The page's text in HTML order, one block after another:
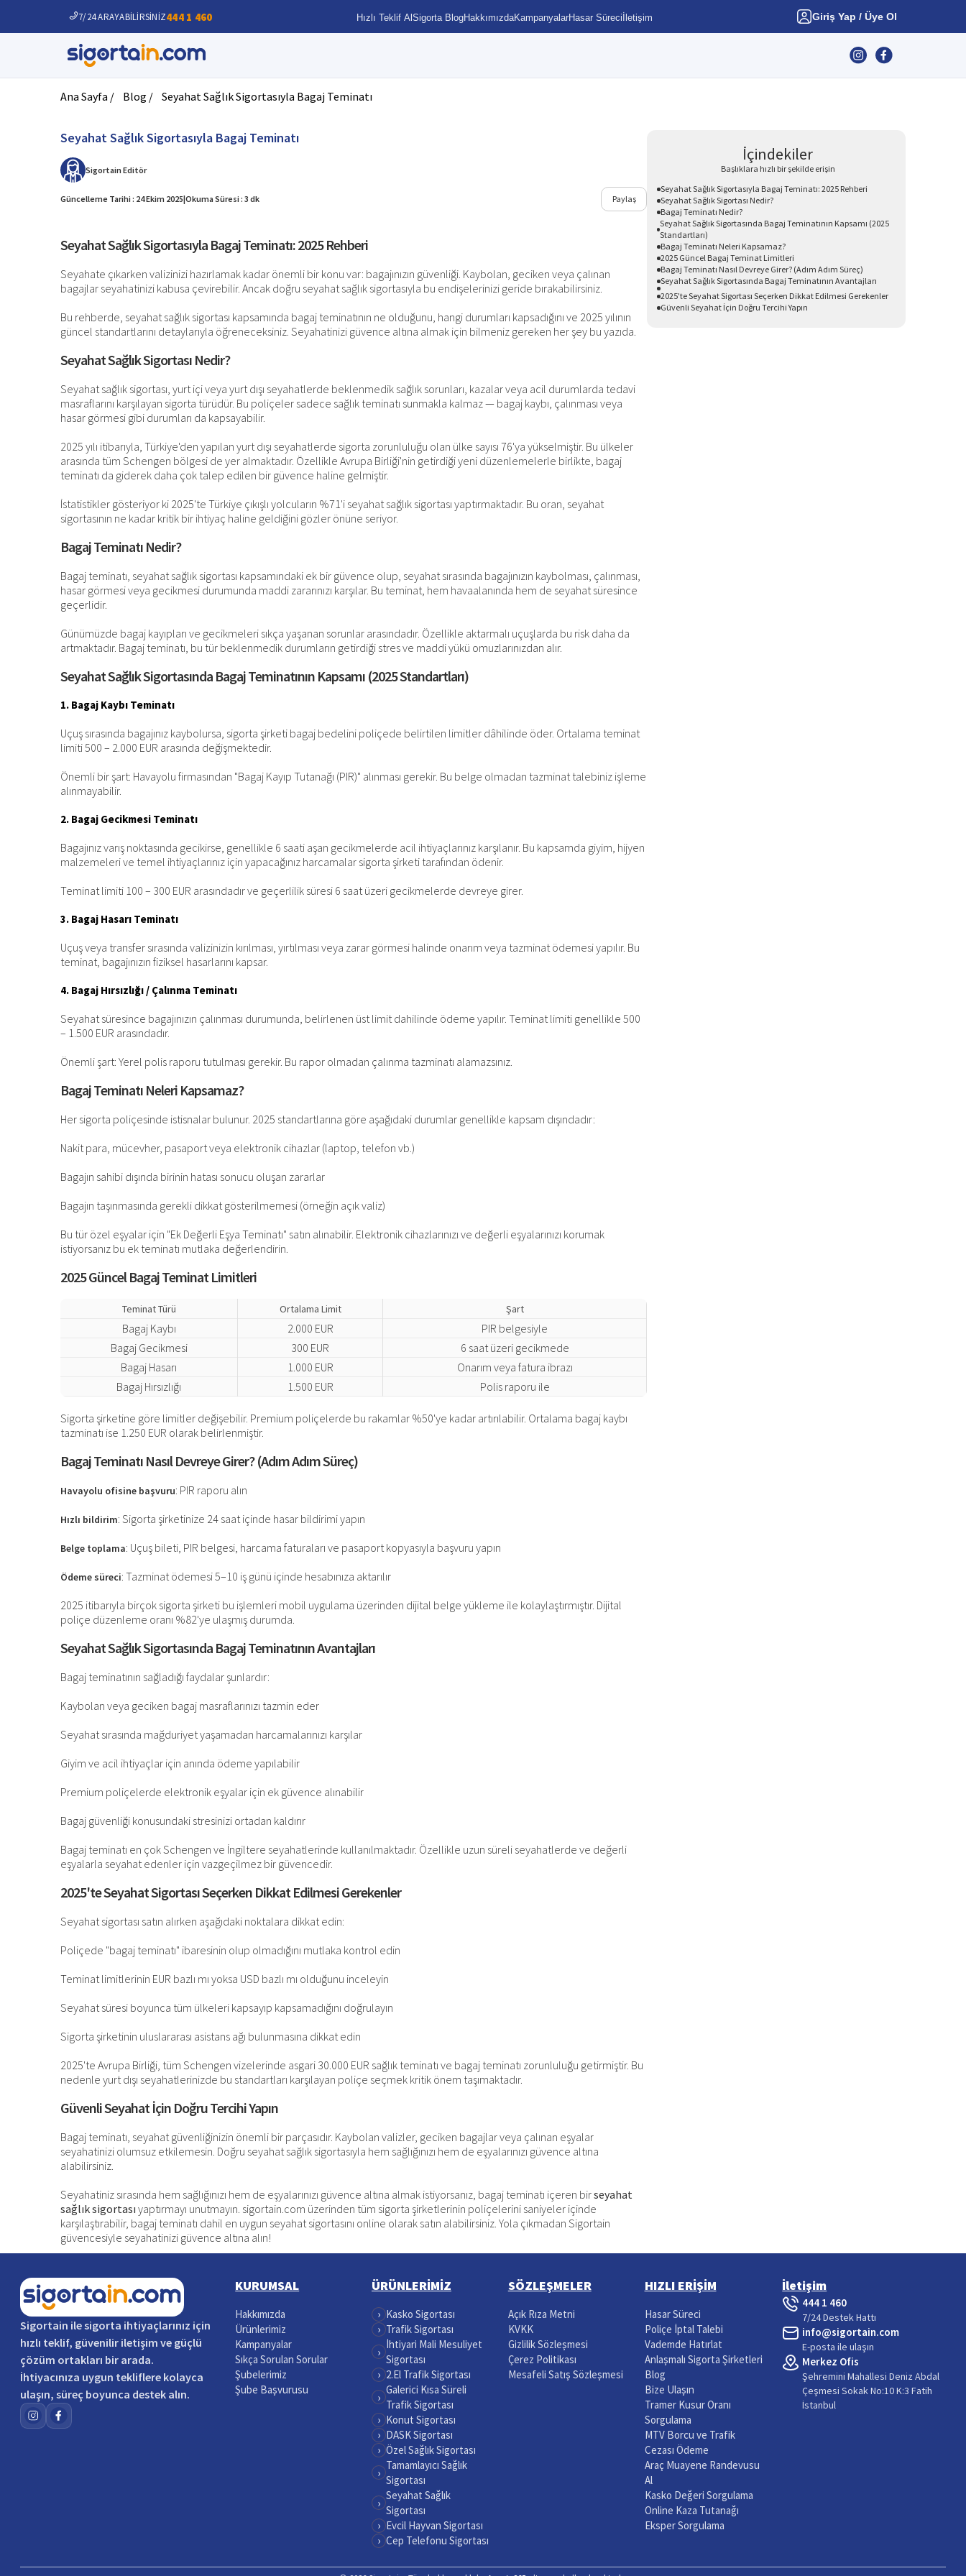
7/24 ARAYABİLİRSİNİZ444 1 460 Hızlı Teklif Al Sigorta BlogHakkımızdaKampanyalarHasar Süreci İletişim Giriş Yap / Üye Ol
Ana Sayfa / Blog / Seyahat Sağlık Sigortasıyla Bagaj Teminatı
Seyahat Sağlık Sigortasıyla Bagaj Teminatı
Sigortain Editör
Güncelleme Tarihi : 24 Ekim 2025|Okuma Süresi : 3 dk Paylaş
Seyahat Sağlık Sigortasıyla Bagaj Teminatı: 2025 Rehberi
Seyahate çıkarken valizinizi hazırlamak kadar önemli bir konu var: bagajınızın güvenliği. Kaybolan, geciken veya çalınan
bagajlar seyahatinizi kabusa çevirebilir. Ancak doğru seyahat sağlık sigortasıyla bu endişelerinizi geride bırakabilirsiniz.
Bu rehberde, seyahat sağlık sigortası kapsamında bagaj teminatının ne olduğunu, hangi durumları kapsadığını ve 2025 yılının
güncel standartlarını detaylarıyla öğreneceksiniz. Seyahatinizi güvence altına almak için bilmeniz gereken her şey bu yazıda.
Seyahat Sağlık Sigortası Nedir?
Seyahat sağlık sigortası, yurt içi veya yurt dışı seyahatlerde beklenmedik sağlık sorunları, kazalar veya acil durumlarda tedavi
masraflarını karşılayan sigorta türüdür. Bu poliçeler sadece sağlık teminatı sunmakla kalmaz — bagaj kaybı, çalınması veya
hasar görmesi gibi durumları da kapsayabilir.
2025 yılı itibarıyla, Türkiye'den yapılan yurt dışı seyahatlerde sigorta zorunluluğu olan ülke sayısı 76'ya yükselmiştir. Bu ülkeler
arasında tüm Schengen bölgesi de yer almaktadır. Özellikle Avrupa Birliği'nin getirdiği yeni düzenlemelerle birlikte, bagaj
teminatı da giderek daha çok talep edilen bir güvence haline gelmiştir.
İstatistikler gösteriyor ki 2025'te Türkiye çıkışlı yolcuların %71'i seyahat sağlık sigortası yaptırmaktadır. Bu oran, seyahat
sigortasının ne kadar kritik bir ihtiyaç haline geldiğini gözler önüne seriyor.
Bagaj Teminatı Nedir?
Bagaj teminatı, seyahat sağlık sigortası kapsamındaki ek bir güvence olup, seyahat sırasında bagajınızın kaybolması, çalınması,
hasar görmesi veya gecikmesi durumunda maddi zararınızı karşılar. Bu teminat, hem havaalanında hem de seyahat süresince
geçerlidir.
Günümüzde bagaj kayıpları ve gecikmeleri sıkça yaşanan sorunlar arasındadır. Özellikle aktarmalı uçuşlarda bu risk daha da
artmaktadır. Bagaj teminatı, bu tür beklenmedik durumların getirdiği stres ve maddi yükü omuzlarınızdan alır.
Seyahat Sağlık Sigortasında Bagaj Teminatının Kapsamı (2025 Standartları)
1. Bagaj Kaybı Teminatı
Uçuş sırasında bagajınız kaybolursa, sigorta şirketi bagaj bedelini poliçede belirtilen limitler dâhilinde öder. Ortalama teminat
limiti 500 – 2.000 EUR arasında değişmektedir.
Önemli bir şart: Havayolu firmasından "Bagaj Kayıp Tutanağı (PIR)" alınması gerekir. Bu belge olmadan tazminat talebiniz işleme
alınmayabilir.
2. Bagaj Gecikmesi Teminatı
Bagajınız varış noktasında gecikirse, genellikle 6 saati aşan gecikmelerde acil ihtiyaçlarınız karşılanır. Bu kapsamda giyim, hijyen
malzemeleri ve temel ihtiyaçlarınız için yapacağınız harcamalar sigorta şirketi tarafından ödenir.
Teminat limiti 100 – 300 EUR arasındadır ve geçerlilik süresi 6 saat üzeri gecikmelerde devreye girer.
3. Bagaj Hasarı Teminatı
Uçuş veya transfer sırasında valizinizin kırılması, yırtılması veya zarar görmesi halinde onarım veya tazminat ödemesi yapılır. Bu
teminat, bagajınızın fiziksel hasarlarını kapsar.
4. Bagaj Hırsızlığı / Çalınma Teminatı
Seyahat süresince bagajınızın çalınması durumunda, belirlenen üst limit dahilinde ödeme yapılır. Teminat limiti genellikle 500
– 1.500 EUR arasındadır.
Önemli şart: Yerel polis raporu tutulması gerekir. Bu rapor olmadan çalınma tazminatı alamazsınız.
Bagaj Teminatı Neleri Kapsamaz?
Her sigorta poliçesinde istisnalar bulunur. 2025 standartlarına göre aşağıdaki durumlar genellikle kapsam dışındadır:
Nakit para, mücevher, pasaport veya elektronik cihazlar (laptop, telefon vb.)
Bagajın sahibi dışında birinin hatası sonucu oluşan zararlar
Bagajın taşınmasında gerekli dikkat gösterilmemesi (örneğin açık valiz)
Bu tür özel eşyalar için "Ek Değerli Eşya Teminatı" satın alınabilir. Elektronik cihazlarınızı ve değerli eşyalarınızı korumak
istiyorsanız bu ek teminatı mutlaka değerlendirin.
2025 Güncel Bagaj Teminat Limitleri
Teminat Türü Ortalama Limit Şart
Bagaj Kaybı 2.000 EUR
PIR belgesiyle
Bagaj Gecikmesi
300 EUR
6 saat üzeri gecikmede
Bagaj Hasarı
1.000 EUR
Onarım veya fatura ibrazı
Bagaj Hırsızlığı
1.500 EUR Polis raporu ile
Sigorta şirketine göre limitler değişebilir. Premium poliçelerde bu rakamlar %50'ye kadar artırılabilir. Ortalama bagaj kaybı
tazminatı ise 1.250 EUR olarak belirlenmiştir.
Bagaj Teminatı Nasıl Devreye Girer? (Adım Adım Süreç)
Havayolu ofisine başvuru: PIR raporu alın
Hızlı bildirim: Sigorta şirketinize 24 saat içinde hasar bildirimi yapın
Belge toplama: Uçuş bileti, PIR belgesi, harcama faturaları ve pasaport kopyasıyla başvuru yapın
Ödeme süreci: Tazminat ödemesi 5–10 iş günü içinde hesabınıza aktarılır
2025 itibarıyla birçok sigorta şirketi bu işlemleri mobil uygulama üzerinden dijital belge yükleme ile kolaylaştırmıştır. Dijital
poliçe düzenleme oranı %82'ye ulaşmış durumda.
Seyahat Sağlık Sigortasında Bagaj Teminatının Avantajları
Bagaj teminatının sağladığı faydalar şunlardır:
Kaybolan veya geciken bagaj masraflarınızı tazmin eder
Seyahat sırasında mağduriyet yaşamadan harcamalarınızı karşılar
Giyim ve acil ihtiyaçlar için anında ödeme yapılabilir
Premium poliçelerde elektronik eşyalar için ek güvence alınabilir
Bagaj güvenliği konusundaki stresinizi ortadan kaldırır
Bagaj teminatı en çok Schengen ve İngiltere seyahatlerinde kullanılmaktadır. Özellikle uzun süreli seyahatlerde ve değerli
eşyalarla seyahat edenler için vazgeçilmez bir güvencedir.
2025'te Seyahat Sigortası Seçerken Dikkat Edilmesi Gerekenler
Seyahat sigortası satın alırken aşağıdaki noktalara dikkat edin:
Poliçede "bagaj teminatı" ibaresinin olup olmadığını mutlaka kontrol edin
Teminat limitlerinin EUR bazlı mı yoksa USD bazlı mı olduğunu inceleyin
Seyahat süresi boyunca tüm ülkeleri kapsayıp kapsamadığını doğrulayın
Sigorta şirketinin uluslararası asistans ağı bulunmasına dikkat edin
2025'te Avrupa Birliği, tüm Schengen vizelerinde asgari 30.000 EUR sağlık teminatı ve bagaj teminatı zorunluluğu getirmiştir. Bu
nedenle yurt dışı seyahatlerinizde bu standartları karşılayan poliçe seçmek kritik önem taşımaktadır.
Güvenli Seyahat İçin Doğru Tercihi Yapın
Bagaj teminatı, seyahat güvenliğinizin önemli bir parçasıdır. Kaybolan valizler, geciken bagajlar veya çalınan eşyalar
seyahatinizi olumsuz etkilemesin. Doğru seyahat sağlık sigortasıyla hem sağlığınızı hem de eşyalarınızı güvence altına
alabilirsiniz.
Seyahatiniz sırasında hem sağlığınızı hem de eşyalarınızı güvence altına almak istiyorsanız, bagaj teminatı içeren birseyahat
sağlık sigortası yaptırmayı unutmayın. sigortain.com üzerinden tüm sigorta şirketlerinin poliçelerini saniyeler içinde
karşılaştırabilir, bagaj teminatı dahil en uygun seyahat sigortasını online olarak satın alabilirsiniz. Yola çıkmadan Sigortain
güvencesiyle seyahatinizi güvence altına alın!
İçindekiler
Başlıklara hızlı bir şekilde erişin
Seyahat Sağlık Sigortasıyla Bagaj Teminatı: 2025 Rehberi
Seyahat Sağlık Sigortası Nedir?
Bagaj Teminatı Nedir?
Seyahat Sağlık Sigortasında Bagaj Teminatının Kapsamı (2025
Standartları)
Bagaj Teminatı Neleri Kapsamaz?
2025 Güncel Bagaj Teminat Limitleri
Bagaj Teminatı Nasıl Devreye Girer? (Adım Adım Süreç)
Seyahat Sağlık Sigortasında Bagaj Teminatının Avantajları
2025'te Seyahat Sigortası Seçerken Dikkat Edilmesi Gerekenler
Güvenli Seyahat İçin Doğru Tercihi Yapın
Sigortain ile sigorta ihtiyaçlarınız için
hızlı teklif, güvenilir iletişim ve güçlü
çözüm ortakları bir arada.
İhtiyacınıza uygun tekliflere kolayca
ulaşın, süreç boyunca destek alın.
KURUMSAL
Hakkımızda
Ürünlerimiz
Kampanyalar
Sıkça Sorulan Sorular
Şubelerimiz
Şube Başvurusu
ÜRÜNLERİMİZ
› Kasko Sigortası
› Trafik Sigortası
› İhtiyari Mali Mesuliyet
Sigortası
› 2.El Trafik Sigortası
› Galerici Kısa Süreli
Trafik Sigortası
› Konut Sigortası
› DASK Sigortası
› Özel Sağlık Sigortası
› Tamamlayıcı Sağlık
Sigortası
› Seyahat Sağlık
Sigortası
› Evcil Hayvan Sigortası
› Cep Telefonu Sigortası
SÖZLEŞMELER
Açık Rıza Metni
KVKK
Gizlilik Sözleşmesi
Çerez Politikası
Mesafeli Satış Sözleşmesi
HIZLI ERİŞİM
Hasar Süreci
Poliçe İptal Talebi
Vademde Hatırlat
Anlaşmalı Sigorta Şirketleri
Blog
Bize Ulaşın
Tramer Kusur Oranı
Sorgulama
MTV Borcu ve Trafik
Cezası Ödeme
Araç Muayene Randevusu
Al
Kasko Değeri Sorgulama
Online Kaza Tutanağı
Eksper Sorgulama
İletişim
444 1 460
7/24 Destek Hattı
info@sigortain.com
E-posta ile ulaşın
Merkez Ofis
Şehremini Mahallesi Deniz Abdal
Çeşmesi Sokak No:10 K:3 Fatih
İstanbul